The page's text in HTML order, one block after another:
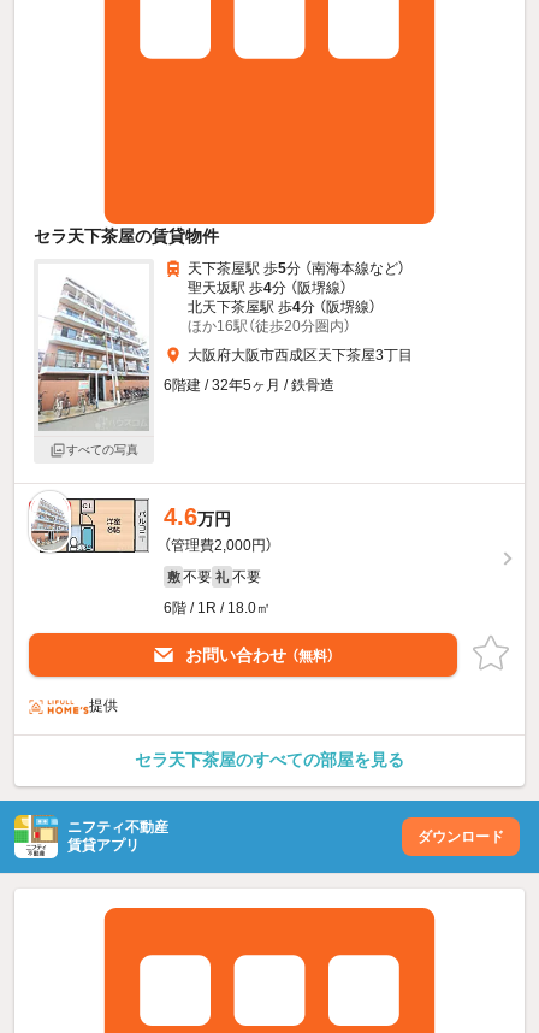
セラ天下茶屋の賃貸物件
すべての写真
天下茶屋駅 歩5分 （南海本線など）
聖天坂駅 歩4分 （阪堺線）
北天下茶屋駅 歩4分 （阪堺線）
ほか16駅（徒歩20分圏内）
大阪府大阪市西成区天下茶屋3丁目
6階建 / 32年5ヶ月 / 鉄骨造
新着 4.6万円
（管理費2,000円）
敷 不要 礼 不要
6階 / 1R / 18.0㎡
お問い合わせ （無料）
提供
セラ天下茶屋のすべての部屋を見る
ニフティ不動産
賃貸アプリ
ダウンロード